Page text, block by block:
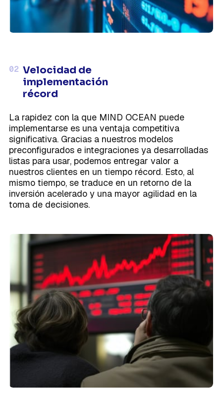
02 Velocidad de
implementación
récord
La rapidez con la que MIND OCEAN puede
implementarse es una ventaja competitiva
significativa. Gracias a nuestros modelos
preconfigurados e integraciones ya desarrolladas
listas para usar, podemos entregar valor a
nuestros clientes en un tiempo récord. Esto, al
mismo tiempo, se traduce en un retorno de la
inversión acelerado y una mayor agilidad en la
toma de decisiones.